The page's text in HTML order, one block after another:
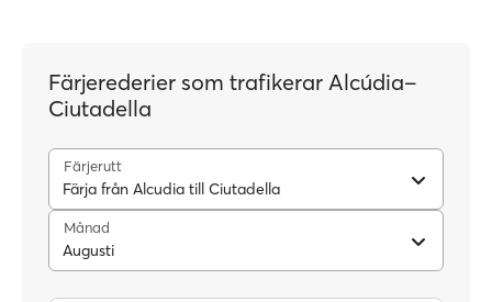
Färjerederier som trafikerar Alcúdia–
Ciutadella
Färjerutt
Färja från Alcudia till Ciutadella
Månad
Augusti